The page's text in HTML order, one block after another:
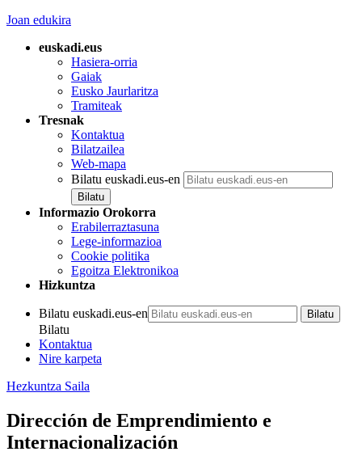
Joan edukira
euskadi.eus
Hasiera-orria
Gaiak
Eusko Jaurlaritza
Tramiteak
Tresnak
Kontaktua
Bilatzailea
Web-mapa
Bilatu euskadi.eus-en
Informazio Orokorra
Erabilerraztasuna
Lege-informazioa
Cookie politika
Egoitza Elektronikoa
Hizkuntza
Bilatu euskadi.eus-en
Bilatu
Kontaktua
Nire karpeta
Hezkuntza Saila
Dirección de Emprendimiento e
Internacionalización